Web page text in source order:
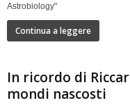
Astrobiology"
Continua a leggere
In ricordo di
mondi nascosti